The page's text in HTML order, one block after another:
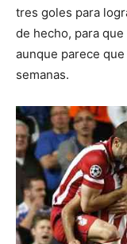
tres goles para
de hecho, para que
aunque parece
semanas.